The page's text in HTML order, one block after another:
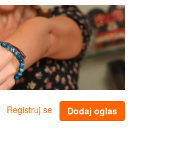
Registruj se Dodaj oglas